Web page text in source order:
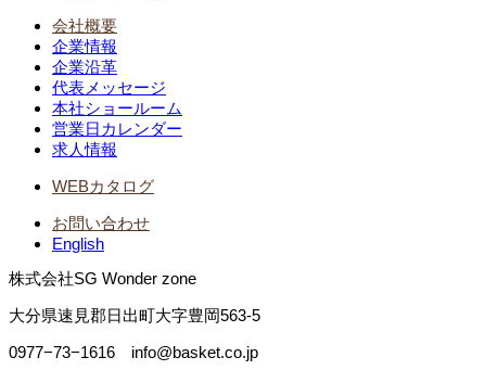
会社概要
企業情報
企業沿革
代表メッセージ
本社ショールーム
営業日カレンダー
求人情報
WEBカタログ
お問い合わせ
English
株式会社SG Wonder zone
大分県速見郡日出町大字豊岡563-5
0977−73−1616 info@basket.co.jp